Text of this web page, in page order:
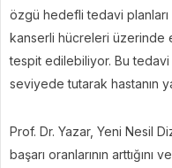
özgü hedefli tedavi planları
kanserli hücreleri üzerinde
tespit edilebiliyor. Bu
seviyede tutarak hastanın
Prof. Dr. Yazar, Yeni Nesil
başarı oranlarının arttığını